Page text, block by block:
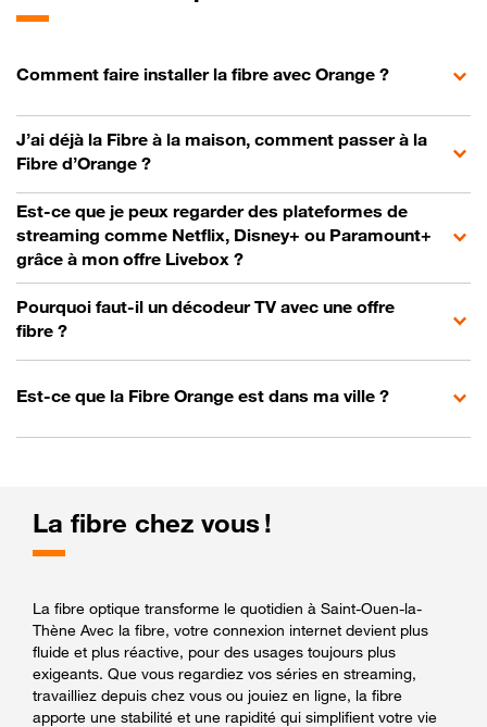
Comment faire installer la fibre avec Orange ?
J’ai déjà la Fibre à la maison, comment passer à la
Fibre d’Orange ?
Est-ce que je peux regarder des plateformes de
streaming comme Netflix, Disney+ ou Paramount+
grâce à mon offre Livebox ?
Pourquoi faut-il un décodeur TV avec une offre
fibre ?
Est-ce que la Fibre Orange est dans ma ville ?
La fibre chez vous !
La fibre optique transforme le quotidien à Saint-Ouen-la-
Thène Avec la fibre, votre connexion internet devient plus
fluide et plus réactive, pour des usages toujours plus
exigeants. Que vous regardiez vos séries en streaming,
travailliez depuis chez vous ou jouiez en ligne, la fibre
apporte une stabilité et une rapidité qui simplifient votre vie